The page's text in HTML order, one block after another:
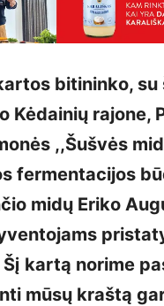
bitininko, su
Kėdainių rajone,
,,Šušvės
fermentacijos
midų Eriko
Šį kartą norime
mūsų kraštą